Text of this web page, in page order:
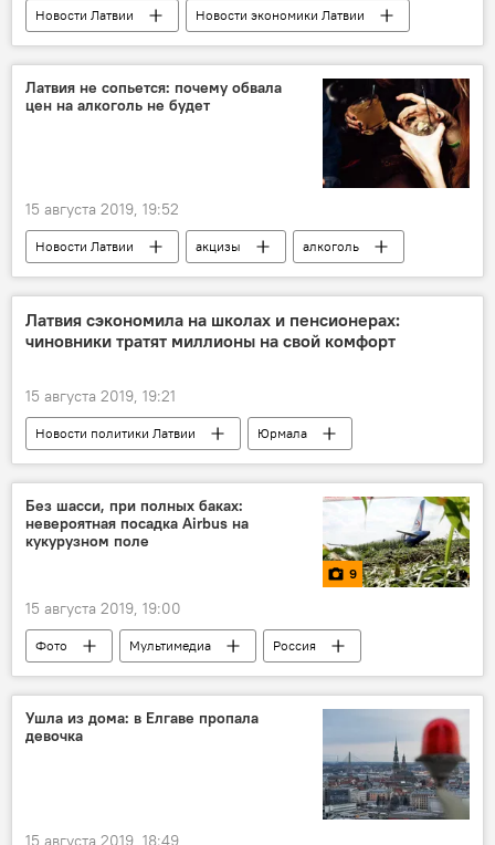
Новости Латвии
Новости экономики Латвии
Латвия
минимальная зарплата
доходы
Центральное статистическое управление
Латвия не сопьется: почему обвала
цен на алкоголь не будет
15 августа 2019, 19:52
Новости Латвии акцизы
алкоголь
Латвия
столетие Финляндии
Латвия сэкономила на школах и пенсионерах:
чиновники тратят миллионы на свой комфорт
15 августа 2019, 19:21
Новости политики Латвии
Юрмала
Латвия
пенсионеры
Русские школы: языковой барьер или мост
чиновники
Без шасси, при полных баках:
невероятная посадка Airbus на
кукурузном поле
9
15 августа 2019, 19:00
Фото Мультимедиа
Россия
самолет
авиабезопасность
инцидент
Ушла из дома: в Елгаве пропала
девочка
15 августа 2019, 18:49